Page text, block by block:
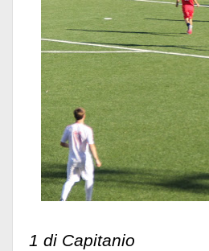
la rete del
1 di Capitanio